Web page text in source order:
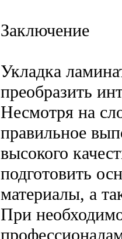
Заключение
Укладка
преобразить
Несмотря на
правильное
высокого
подготовить
материалы, а
При